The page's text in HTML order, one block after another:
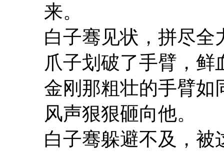
来。
白子骞见状，拼尽全
爪子划破了手臂，鲜
金刚那粗壮的手臂如
风声狠狠砸向他。
白子骞躲避不及，被